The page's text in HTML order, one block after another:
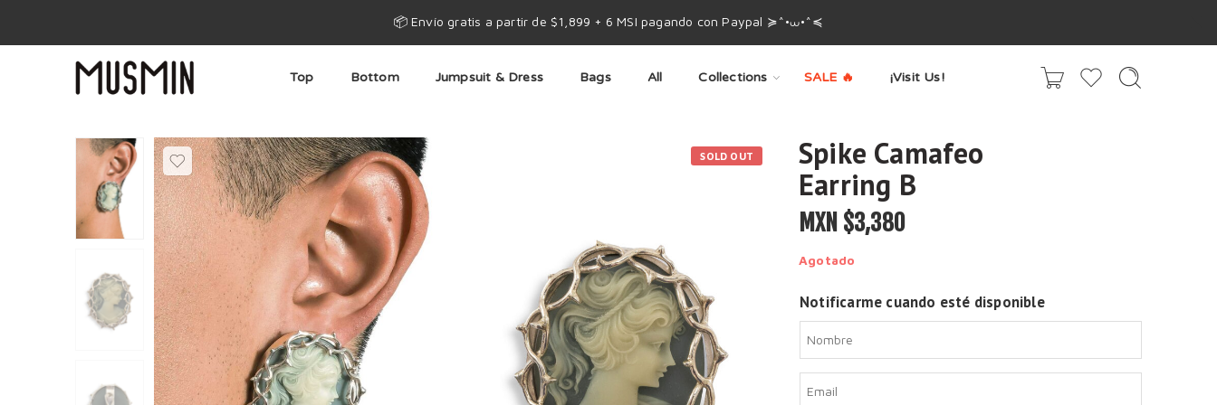
📦 Envío gratis a partir de $1,899 + 6 MSI pagando con Paypal ≽^•⩊•^≼
Top Bottom Jumpsuit & Dress Bags All Collections SALE 🔥 ¡Visit Us!
SOLD OUT
Spike Camafeo
Earring B
MXN $3,380
Agotado
Notificarme cuando esté disponible